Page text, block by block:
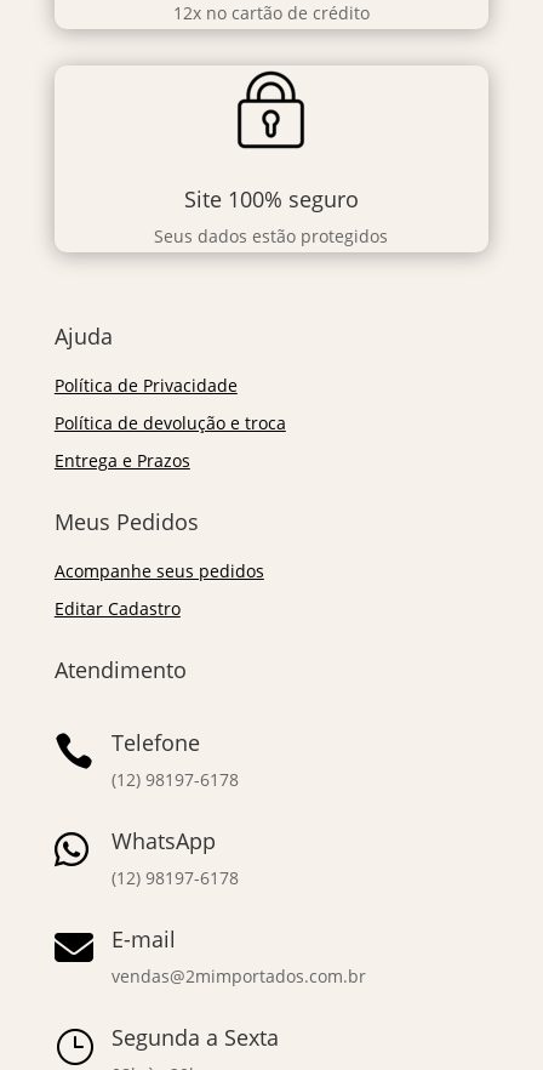
12x no cartão de crédito
Site 100% seguro
Seus dados estão protegidos
Ajuda
Política de Privacidade
Política de devolução e troca
Entrega e Prazos
Meus Pedidos
Acompanhe seus pedidos
Editar Cadastro
Atendimento
 Telefone
(12) 98197-6178
 WhatsApp
(12) 98197-6178
 E-mail
vendas@2mimportados.com.br
} Segunda a Sexta